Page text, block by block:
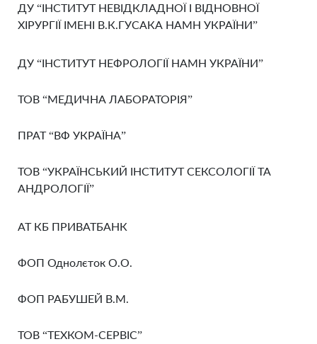
ДУ “ІНСТИТУТ НЕВІДКЛАДНОЇ І ВІДНОВНОЇ
ХІРУРГІЇ ІМЕНІ В.К.ГУСАКА НАМН УКРАЇНИ”
ДУ “ІНСТИТУТ НЕФРОЛОГІЇ НАМН УКРАЇНИ”
ТОВ “МЕДИЧНА ЛАБОРАТОРІЯ”
ПРАТ “ВФ УКРАЇНА”
ТОВ “УКРАЇНСЬКИЙ ІНСТИТУТ СЕКСОЛОГІЇ ТА
АНДРОЛОГІЇ”
АТ КБ ПРИВАТБАНК
ФОП Однолєток О.О.
ФОП РАБУШЕЙ В.М.
ТОВ “ТЕХКОМ-СЕРВІС”